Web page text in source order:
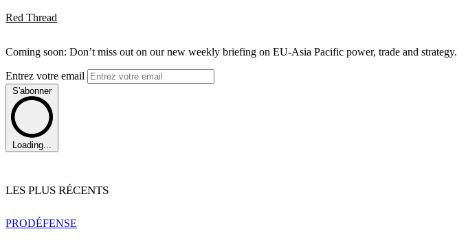
Red Thread
Coming soon: Don’t miss out on our new weekly briefing on EU-Asia Pacific power, trade and strategy.
Entrez votre email
S'abonner
Loading...
LES PLUS RÉCENTS
PRODÉFENSE